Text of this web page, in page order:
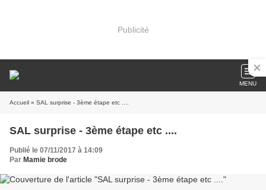
Publicité
MENU
Accueil » SAL surprise - 3ème étape etc ....
SAL surprise - 3ème étape etc ....
Publié le 07/11/2017 à 14:09
Par Mamie brode